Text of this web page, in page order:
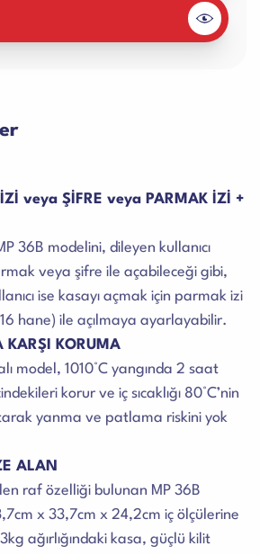
veya ŞİFRE veya PARMAK İZİ +
36B modelini, dileyen kullanıcı
veya şifre ile açabileceği gibi,
ise kasayı açmak için parmak izi
hane) ile açılmaya ayarlayabilir.
KARŞI KORUMA
model, 1010°C yangında 2 saat
korur ve iç sıcaklığı 80°C’nin
yanma ve patlama riskini yok
ALAN
raf özelliği bulunan MP 36B
x 33,7cm x 24,2cm iç ölçülerine
ağırlığındaki kasa, güçlü kilit